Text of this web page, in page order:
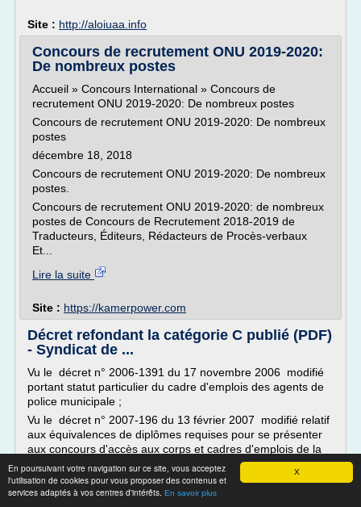
X
En poursuivant votre navigation sur ce site, vous acceptez
l'utilisation de cookies pour vous proposer des contenus et
services adaptés à vos centres d'intérêts. En savoir plus
Site : http://aloiuaa.info
Concours de recrutement ONU 2019-2020:
De nombreux postes
Accueil » Concours International » Concours de
recrutement ONU 2019-2020: De nombreux postes
Concours de recrutement ONU 2019-2020: De nombreux
postes
décembre 18, 2018
Concours de recrutement ONU 2019-2020: De nombreux
postes.
Concours de recrutement ONU 2019-2020: de nombreux
postes de Concours de Recrutement 2018-2019 de
Traducteurs, Éditeurs, Rédacteurs de Procès-verbaux
Et...
Lire la suite
Site : https://kamerpower.com
Décret refondant la catégorie C publié (PDF)
- Syndicat de ...
Vu le décret n° 2006-1391 du 17 novembre 2006 modifié
portant statut particulier du cadre d'emplois des agents de
police municipale ;
Vu le décret n° 2007-196 du 13 février 2007 modifié relatif
aux équivalences de diplômes requises pour se présenter
aux concours d'accès aux corps et cadres d'emplois de la
fonction publique ;
Vu le décret n° 2016-596 du 12 mai 2016...